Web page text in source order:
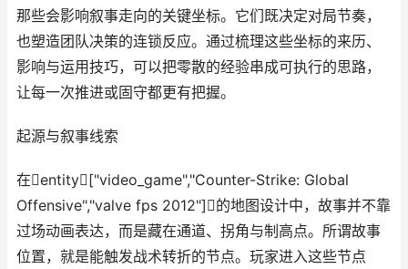
那些会影响叙事走向的关键坐标。它们既决定对局节奏，
也塑造团队决策的连锁反应。通过梳理这些坐标的来历、
影响与运用技巧，可以把零散的经验串成可执行的思路，
让每一次推进或固守都更有把握。
起源与叙事线索
在entity["video_game","Counter-Strike: Global
Offensive","valve fps 2012"]的地图设计中，故事并不靠
过场动画表达，而是藏在通道、拐角与制高点。所谓故事
位置，就是能触发战术转折的节点。玩家进入这些节点